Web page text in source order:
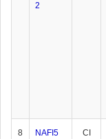
2
8
NAFI5
CI